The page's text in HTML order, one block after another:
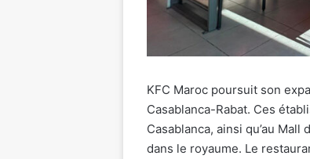
KFC Maroc poursuit son
Casablanca-Rabat. Ces
Casablanca, ainsi qu’au
dans le royaume. Le